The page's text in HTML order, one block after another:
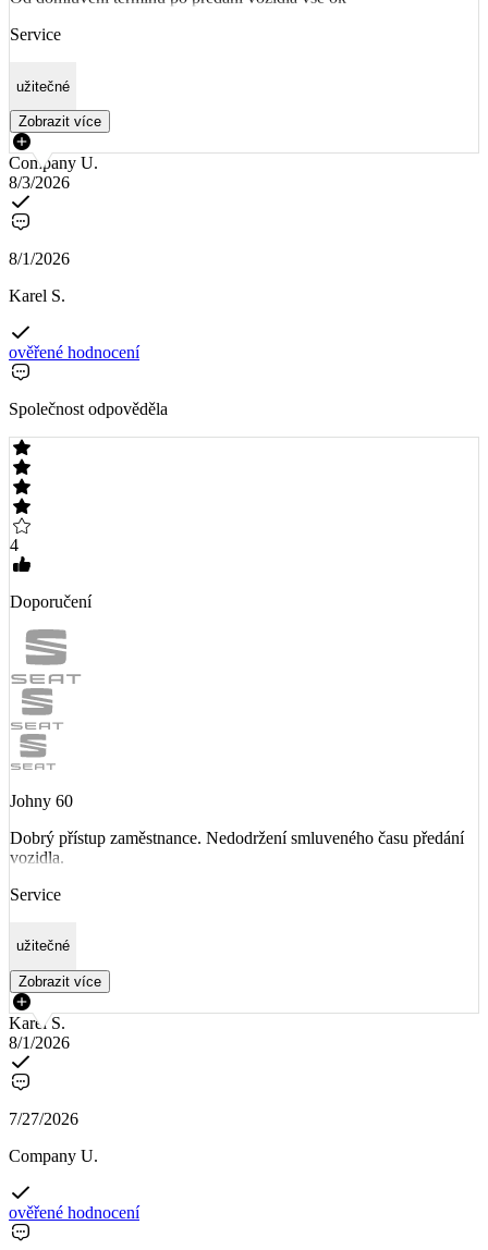
Service
užitečné
Zobrazit více
Company U.
8/3/2026
8/1/2026
Karel S.
ověřené hodnocení
Společnost odpověděla
4
Doporučení
Johny 60
Dobrý přístup zaměstnance. Nedodržení smluveného času předání
vozidla.
Service
užitečné
Zobrazit více
Karel S.
8/1/2026
7/27/2026
Company U.
ověřené hodnocení